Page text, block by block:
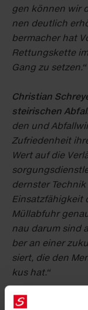
gen kön­nen wir
nen deut­lich
ber­ma­cher hat
Ret­tungs­ket­te
Gang zu set­zen.“
Chris­ti­an
stei­ri­schen
den und
Zu­frie­den­heit
Wert auf die
derns­ter
Ein­satz­fä­hig­keit
Müll­ab­fuhr
nau dar­um sind
ber an ei­ner
siert, die den
kus hat.“
Hans Roth,